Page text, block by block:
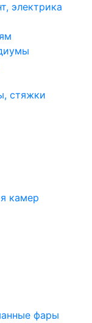
электрика
стяжки
камер
фары